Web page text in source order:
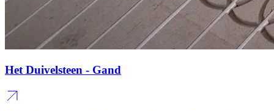
Het Duivelsteen - Gand